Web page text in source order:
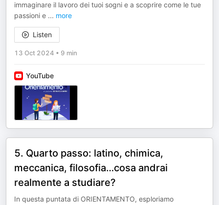
immaginare il lavoro dei tuoi sogni e a scoprire come le tue
passioni e ... more
Listen
13 Oct 2024 • 9 min
YouTube
5. Quarto passo: latino, chimica,
meccanica, filosofia…cosa andrai
realmente a studiare?
In questa puntata di ORIENTAMENTO, esploriamo